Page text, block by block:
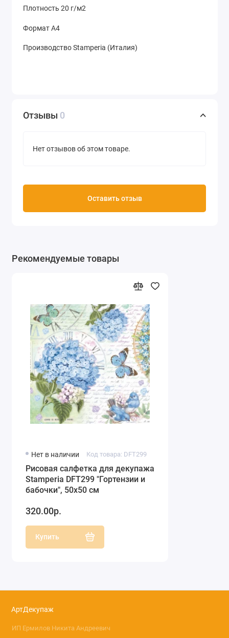
Плотность 20 г/м2
Формат А4
Производство Stamperia (Италия)
Отзывы 0
Нет отзывов об этом товаре.
Оставить отзыв
Рекомендуемые товары
Нет в наличии Код товара: DFT299
Рисовая салфетка для декупажа
Stamperia DFT299 "Гортензии и
бабочки", 50х50 см
320.00р.
Купить
АртДекупаж
ИП Ермилов Никита Андреевич